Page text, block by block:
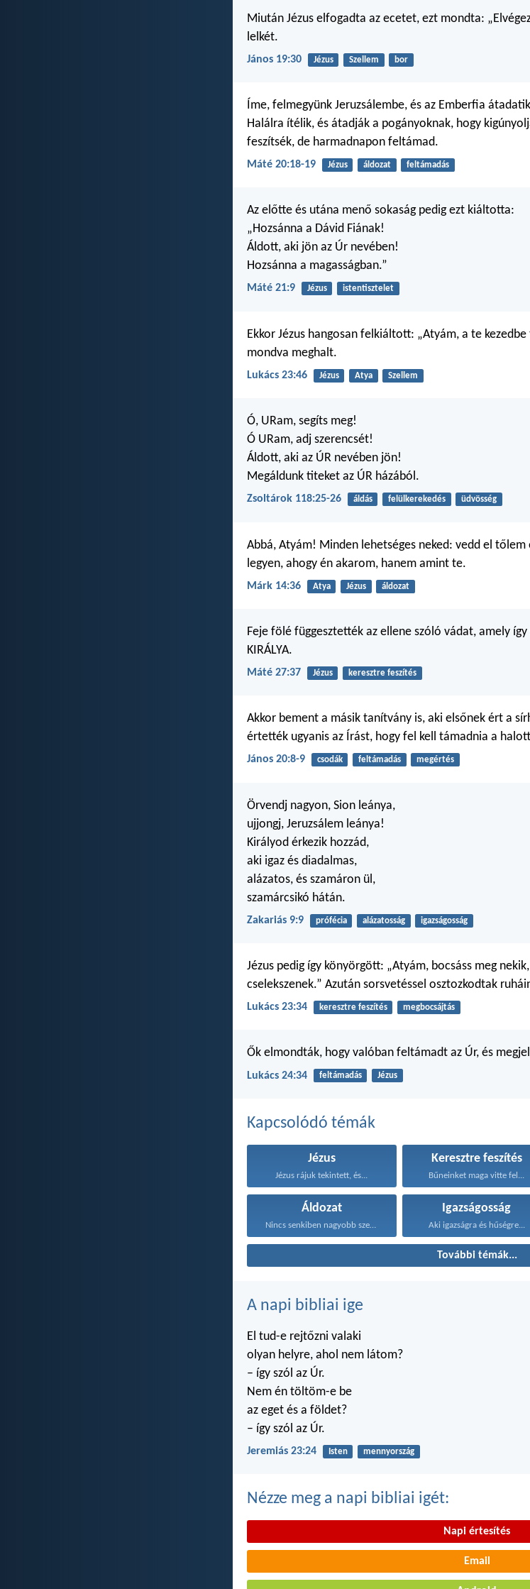
Miután Jézus elfogadta az ecetet, ezt mondta:
lelkét.
János 19:30 Jézus Szellem bor
Íme, felmegyünk Jeruzsálembe, és az Emberfia
Halálra ítélik, és átadják a pogányoknak, hogy
feszítsék, de harmadnapon feltámad.
Máté 20:18-19 Jézus áldozat feltámadás
Az előtte és utána menő sokaság pedig ezt kiáltotta:
„Hozsánna a Dávid Fiának!
Áldott, aki jön az Úr nevében!
Hozsánna a magasságban.”
Máté 21:9 Jézus istentisztelet
Ekkor Jézus hangosan felkiáltott: „Atyám, a te
mondva meghalt.
Lukács 23:46 Jézus Atya Szellem
Ó, URam, segíts meg!
Ó URam, adj szerencsét!
Áldott, aki az ÚR nevében jön!
Megáldunk titeket az ÚR házából.
Zsoltárok 118:25-26 áldás felülkerekedés üdvösség
Abbá, Atyám! Minden lehetséges neked: vedd el
legyen, ahogy én akarom, hanem amint te.
Márk 14:36 Atya Jézus áldozat
Feje fölé függesztették az ellene szóló vádat, amely így
KIRÁLYA.
Máté 27:37 Jézus keresztre feszítés
Akkor bement a másik tanítvány is, aki elsőnek ért a
értették ugyanis az Írást, hogy fel kell támadnia a
János 20:8-9 csodák feltámadás megértés
Örvendj nagyon, Sion leánya,
ujjongj, Jeruzsálem leánya!
Királyod érkezik hozzád,
aki igaz és diadalmas,
alázatos, és szamáron ül,
szamárcsikó hátán.
Zakariás 9:9 prófécia alázatosság igazságosság
Jézus pedig így könyörgött: „Atyám, bocsáss meg
cselekszenek.” Azután sorsvetéssel osztozkodtak
Lukács 23:34 keresztre feszítés megbocsájtás
Ők elmondták, hogy valóban feltámadt az Úr, és
Lukács 24:34 feltámadás Jézus
Kapcsolódó témák
Jézus
Jézus rájuk tekintett, és...
Keresztre feszítés
Bűneinket maga vitte fel...
Áldozat
Nincs senkiben nagyobb szeretet...
Igazságosság
Aki igazságra és hűségre...
További témák...
A napi bibliai ige
El tud-e rejtőzni valaki
olyan helyre, ahol nem látom?
– így szól az Úr.
Nem én töltöm-e be
az eget és a földet?
– így szól az Úr.
Jeremiás 23:24 Isten mennyország
Nézze meg a napi bibliai igét:
Napi értesítés
Email